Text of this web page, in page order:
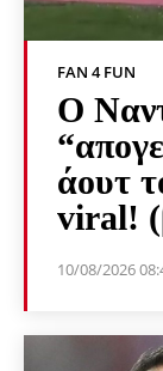
FAN 4 FUN
Ο
άουτ
viral!
10/08/2026